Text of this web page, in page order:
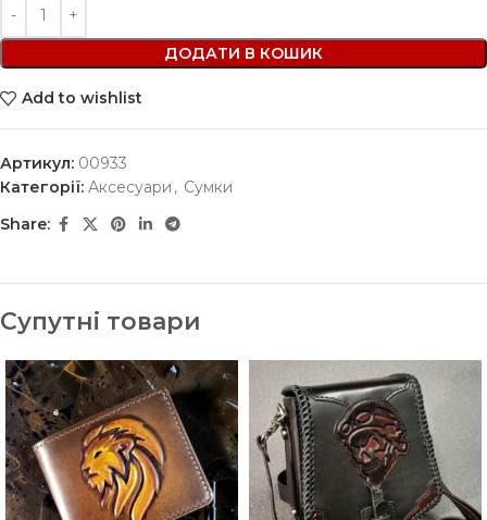
ДОДАТИ В КОШИК
Add to wishlist
Артикул: 00933
Категорії: Аксесуари , Сумки
Share:
Супутні товари